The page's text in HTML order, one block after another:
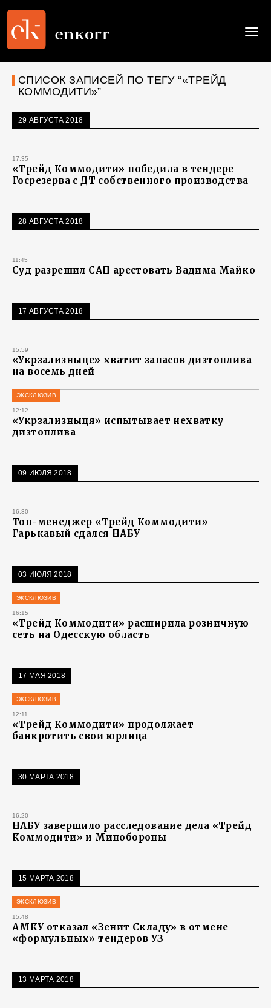
СПИСОК ЗАПИСЕЙ ПО ТЕГУ “«ТРЕЙД
КОММОДИТИ»”
29 АВГУСТА 2018
17:35
«Трейд Коммодити» победила в тендере
Госрезерва с ДТ собственного производства
28 АВГУСТА 2018
11:45
Суд разрешил САП арестовать Вадима Майко
17 АВГУСТА 2018
15:59
«Укрзализныце» хватит запасов дизтоплива
на восемь дней
ЭКСКЛЮЗИВ
12:12
«Укрзализныця» испытывает нехватку
дизтоплива
09 ИЮЛЯ 2018
16:30
Топ-менеджер «Трейд Коммодити»
Гарькавый сдался НАБУ
03 ИЮЛЯ 2018
ЭКСКЛЮЗИВ
16:15
«Трейд Коммодити» расширила розничную
сеть на Одесскую область
17 МАЯ 2018
ЭКСКЛЮЗИВ
12:11
«Трейд Коммодити» продолжает
банкротить свои юрлица
30 МАРТА 2018
16:20
НАБУ завершило расследование дела «Трейд
Коммодити» и Минобороны
15 МАРТА 2018
ЭКСКЛЮЗИВ
15:48
АМКУ отказал «Зенит Складу» в отмене
«формульных» тендеров УЗ
13 МАРТА 2018